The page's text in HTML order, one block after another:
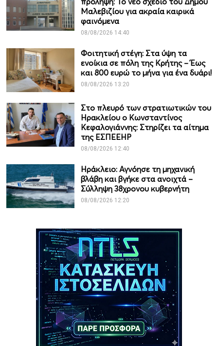
Μαλεβιζίου για ακραία καιρικά
φαινόμενα
08/08/2026 14:40
Φοιτητική στέγη: Στα ύψη τα
ενοίκια σε πόλη της Κρήτης – Έως
και 800 ευρώ το μήνα για ένα δυάρι!
08/08/2026 13:20
Στο πλευρό των στρατιωτικών του
Ηρακλείου ο Κωνσταντίνος
Κεφαλογιάννης: Στηρίζει τα αίτημα
της ΕΣΠΕΕΗΡ
08/08/2026 12:40
Ηράκλειο: Αγνόησε τη μηχανική
βλάβη και βγήκε στα ανοιχτά –
Σύλληψη 38χρονου κυβερνήτη
08/08/2026 12:20